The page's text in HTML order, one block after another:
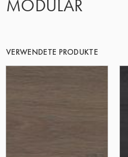
MODULAR
VERWENDETE PRODUKTE